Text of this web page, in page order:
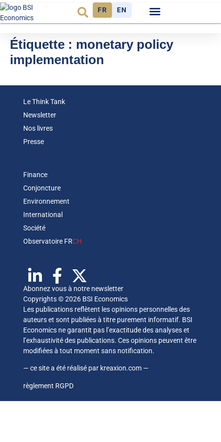
FR EN
Étiquette : monetary policy
implementation
Le Think Tank
Newsletter
Nos livres
Presse
Finance
Conjoncture
Environnement
International
Société
Observatoire FRCH
Abonnez vous à notre newsletter
Copyrights © 2026 BSI Economics
Les publications reflètent les opinions personnelles des
auteurs et sont publiées à titre purement informatif. BSI
Economics ne garantit pas l’exactitude des analyses et
l’exhaustivité des publications. Ces opinions peuvent être
modifiées à tout moment sans notification.
— ce site a été réalisé par kreaxion.com —
règlement RGPD